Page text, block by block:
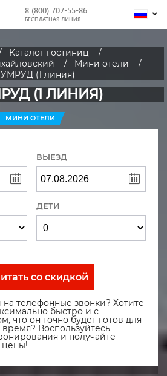
8 (800) 707-55-86
БЕСПЛАТНАЯ ЛИНИЯ
Каталог гостиниц
Мини отели
(1 линия)
(1 ЛИНИЯ)
МИНИ ОТЕЛИ
ВЫЕЗД
ДЕТИ
со скидкой
телефонные звонки? Хотите
быстро и с
что он точно будет готов для
Воспользуйтесь
и получайте
цены!